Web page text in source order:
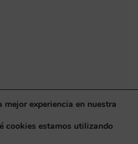
experiencia en nuestra
cookies estamos utilizando